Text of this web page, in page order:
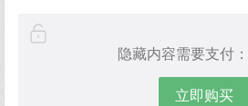
隐藏内容需要支付：
立即购买